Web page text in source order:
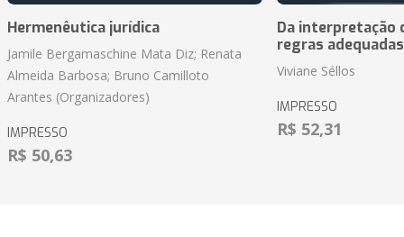
Hermenêutica jurídica
Jamile Bergamaschine Mata Diz; Renata
Almeida Barbosa; Bruno Camilloto
Arantes (Organizadores)
IMPRESSO
R$ 50,63
Da interpretação
regras
Viviane Séllos
IMPRESSO
R$ 52,31